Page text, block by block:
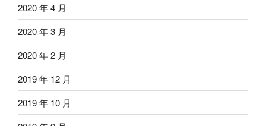
2020 年 4 月
2020 年 3 月
2020 年 2 月
2019 年 12 月
2019 年 10 月